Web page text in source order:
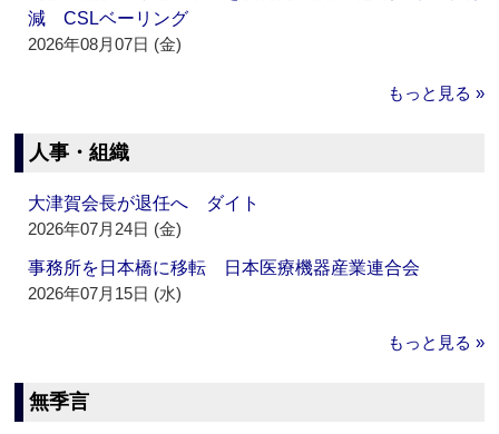
減 CSLベーリング
2026年08月07日 (金)
もっと見る »
人事・組織
大津賀会長が退任へ ダイト
2026年07月24日 (金)
事務所を日本橋に移転 日本医療機器産業連合会
2026年07月15日 (水)
もっと見る »
無季言